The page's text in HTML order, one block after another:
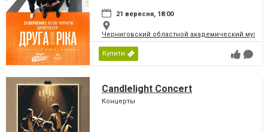
21 вересня, 18:00
Черниговский областной академический
Купити
Candlelight Concert
Концерты